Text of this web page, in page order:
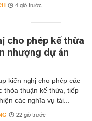
4 giờ trước
cho phép kế thừa
nhượng dự án
kiến nghị cho phép các
thỏa thuận kế thừa, tiếp
các nghĩa vụ tài...
22 giờ trước